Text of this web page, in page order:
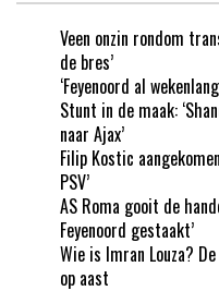
Veen onzin rondom
de bres’
‘Feyenoord al
Stunt in de maak:
naar Ajax’
Filip Kostic
PSV’
AS Roma gooit de
Feyenoord gestaakt’
Wie is Imran Louza?
op aast